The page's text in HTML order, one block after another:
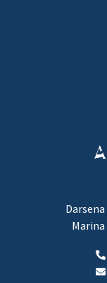
Darsena
Marina